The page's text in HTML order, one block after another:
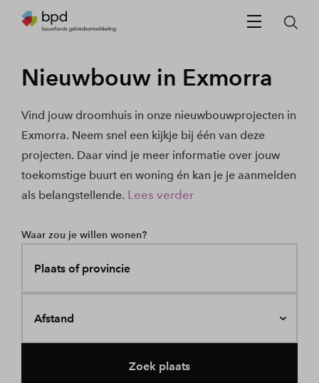
Nieuwbouw in Exmorra
Vind jouw droomhuis in onze nieuwbouwprojecten in
Exmorra. Neem snel een kijkje bij één van deze
projecten. Daar vind je meer informatie over jouw
toekomstige buurt en woning én kan je je aanmelden
als belangstellende. Lees verder
Waar zou je willen wonen?
Plaats of provincie
Afstand
Zoek plaats